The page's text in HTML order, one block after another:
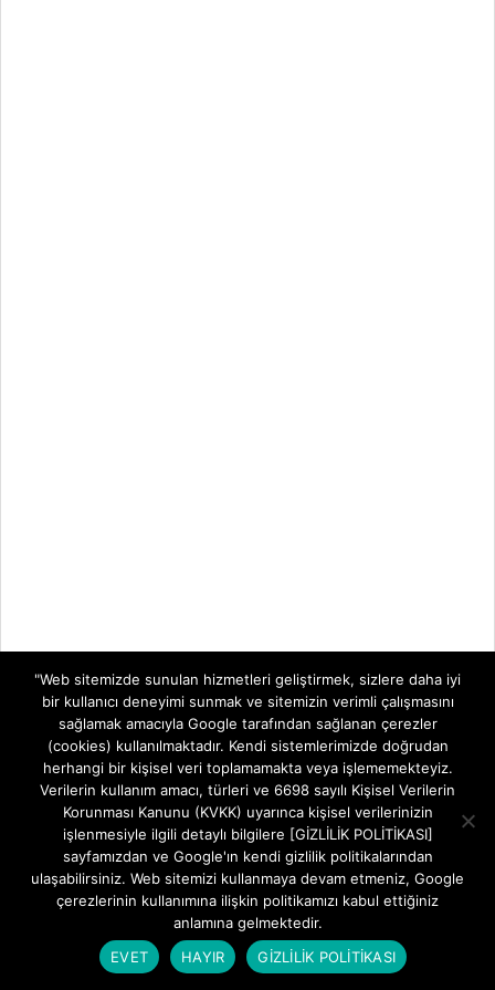
"Web sitemizde sunulan hizmetleri geliştirmek, sizlere daha iyi
bir kullanıcı deneyimi sunmak ve sitemizin verimli çalışmasını
sağlamak amacıyla Google tarafından sağlanan çerezler
(cookies) kullanılmaktadır. Kendi sistemlerimizde doğrudan
herhangi bir kişisel veri toplamamakta veya işlememekteyiz.
Verilerin kullanım amacı, türleri ve 6698 sayılı Kişisel Verilerin
Korunması Kanunu (KVKK) uyarınca kişisel verilerinizin
işlenmesiyle ilgili detaylı bilgilere [GİZLİLİK POLİTİKASI]
sayfamızdan ve Google'ın kendi gizlilik politikalarından
ulaşabilirsiniz. Web sitemizi kullanmaya devam etmeniz, Google
çerezlerinin kullanımına ilişkin politikamızı kabul ettiğiniz
anlamına gelmektedir.
EVET
HAYIR GİZLİLİK POLİTİKASI